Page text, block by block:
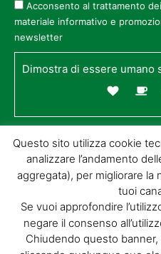
Acconsento al trattamento
materiale informativo e
newsletter
Dimostra di essere umano
© GIORGIO TESI
01732650476 | VIA DI
Questo sito utilizza cookie
analizzare l’andamento
aggregata), per migliorare la
tuoi
Se vuoi approfondire
negare il consenso
Chiudendo questo